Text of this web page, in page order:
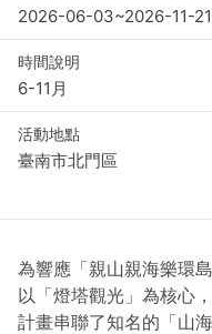
2026-06-03~2026-11-21
時間說明
6-11月
活動地點
臺南市北門區
為響應「親山親海樂環
以「燈塔觀光」為核心
計畫串聯了知名的「山